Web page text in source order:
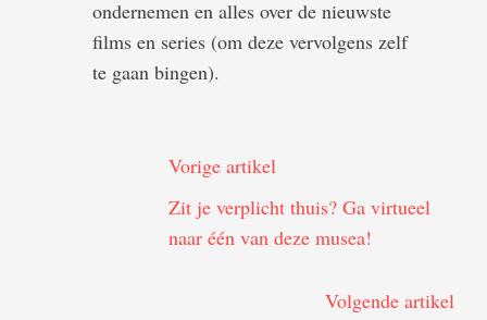
ondernemen en alles over de nieuwste
films en series (om deze vervolgens zelf
te gaan bingen).
Vorige artikel
Zit je verplicht thuis? Ga virtueel
naar één van deze musea!
Volgende artikel